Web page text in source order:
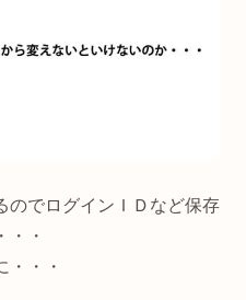
のでログインＩＤなど保存
・・
・・・